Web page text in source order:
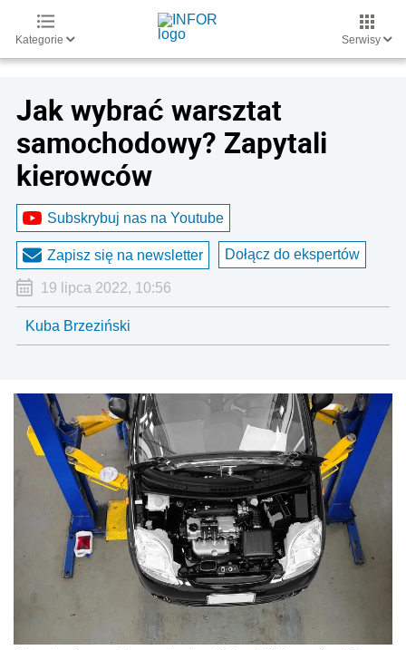
Kategorie Serwisy
Jak wybrać warsztat
samochodowy? Zapytali
kierowców
Subskrybuj nas na Youtube
Zapisz się na newsletter Dołącz do ekspertów
19 lipca 2022, 10:56
Kuba Brzeziński